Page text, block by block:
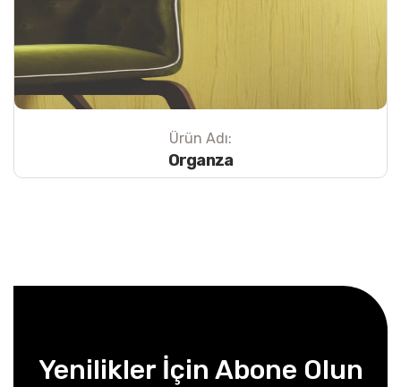
Ürün Adı:
Organza
Yenilikler İçin Abone Olun